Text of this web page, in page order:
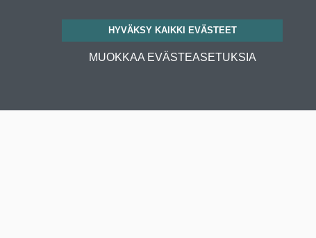
HYVÄKSY KAIKKI EVÄSTEET
MUOKKAA EVÄSTEASETUKSIA